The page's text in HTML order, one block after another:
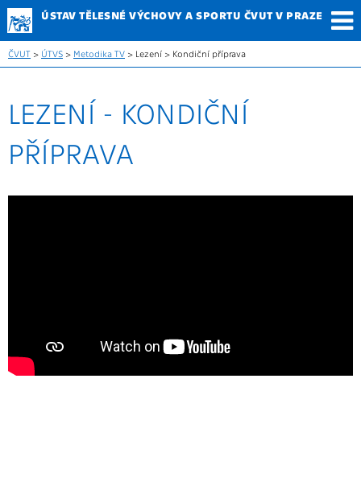
ÚSTAV TĚLESNÉ VÝCHOVY A SPORTU ČVUT V PRAZE
ČVUT > ÚTVS > Metodika TV > Lezení > Kondiční příprava
LEZENÍ - KONDIČNÍ
PŘÍPRAVA